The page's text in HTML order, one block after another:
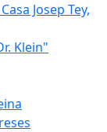
Josep Tey,
Klein"